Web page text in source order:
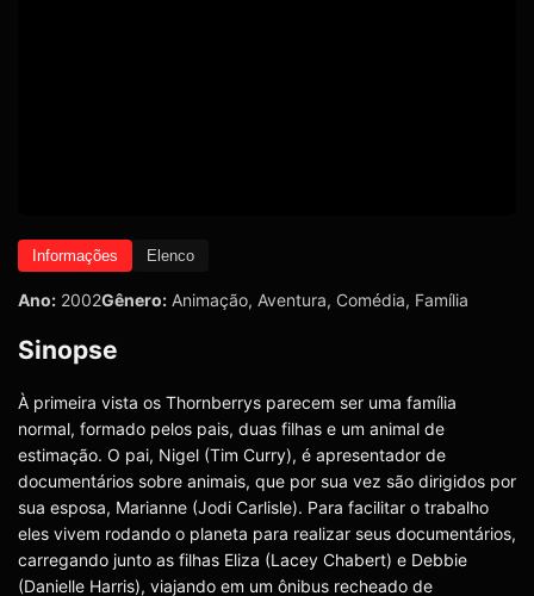
Informações Elenco
Ano: 2002Gênero: Animação, Aventura, Comédia, Família
Sinopse
À primeira vista os Thornberrys parecem ser uma família
normal, formado pelos pais, duas filhas e um animal de
estimação. O pai, Nigel (Tim Curry), é apresentador de
documentários sobre animais, que por sua vez são dirigidos por
sua esposa, Marianne (Jodi Carlisle). Para facilitar o trabalho
eles vivem rodando o planeta para realizar seus documentários,
carregando junto as filhas Eliza (Lacey Chabert) e Debbie
(Danielle Harris), viajando em um ônibus recheado de